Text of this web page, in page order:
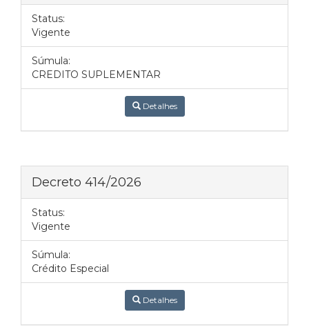
Status:
Vigente
Súmula:
CREDITO SUPLEMENTAR
Detalhes
Decreto 414/2026
Status:
Vigente
Súmula:
Crédito Especial
Detalhes